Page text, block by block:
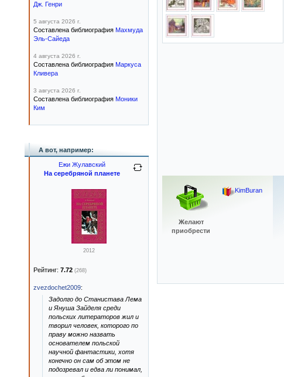
Желают
приобрести
KimBuran
Дж. Генри
5 августа 2026 г.
Составлена библиография Махмуда
Эль-Сайеда
4 августа 2026 г.
Составлена библиография Маркуса
Кливера
3 августа 2026 г.
Составлена библиография Моники
Ким
А вот, например:
Ежи Жулавский
На серебряной планете
2012
Рейтинг: 7.72 (268)
zvezdochet2009:
Задолго до Станистава Лема
и Януша Зайделя среди
польских литераторов жил и
творил человек, которого по
праву можно назвать
основателем польской
научной фантастики, хотя
конечно он сам об этом не
подозревал и едва ли понимал,